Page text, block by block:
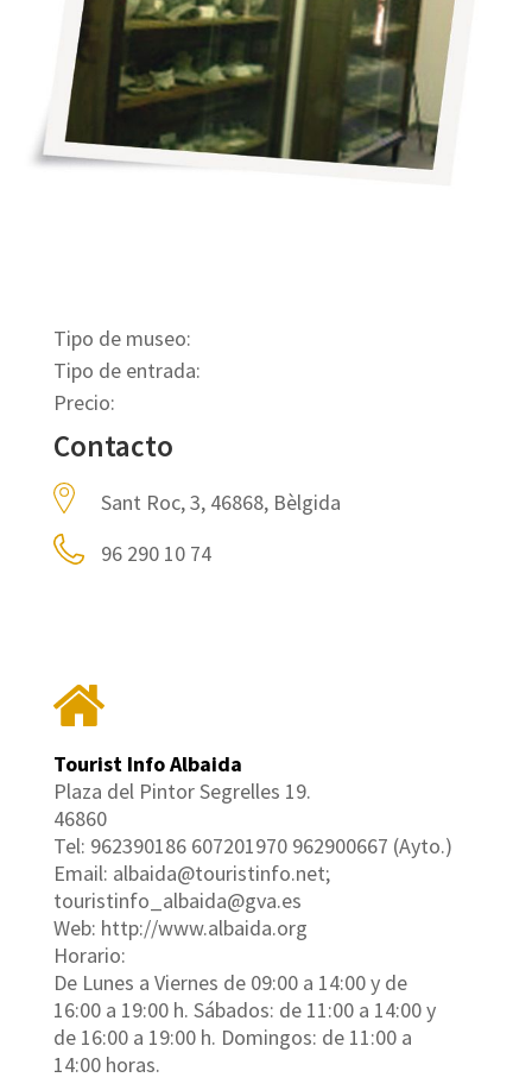
Tipo de museo:
Tipo de entrada:
Precio:
Contacto
Sant Roc, 3, 46868, Bèlgida
96 290 10 74
Tourist Info Albaida
Plaza del Pintor Segrelles 19.
46860
Tel: 962390186 607201970 962900667 (Ayto.)
Email: albaida@touristinfo.net;
touristinfo_albaida@gva.es
Web: http://www.albaida.org
Horario:
De Lunes a Viernes de 09:00 a 14:00 y de
16:00 a 19:00 h. Sábados: de 11:00 a 14:00 y
de 16:00 a 19:00 h. Domingos: de 11:00 a
14:00 horas.